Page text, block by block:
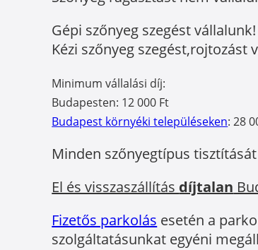
Gépi szőnyeg szegést
Kézi szőnyeg
Minimum vállalási díj:
Budapesten: 12 000 Ft
Budapest környéki településeken: 28
Minden szőnyegtípus
El és visszaszállítás díjtalan
Fizetős parkolás esetén a
szolgáltatásunkat egyéni